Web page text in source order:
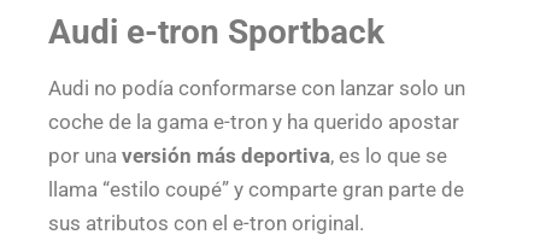
Audi e-tron Sportback
Audi no podía conformarse con lanzar solo un
coche de la gama e-tron y ha querido apostar
por una versión más deportiva, es lo que se
llama “estilo coupé” y comparte gran parte de
sus atributos con el e-tron original.